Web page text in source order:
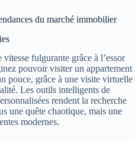
du marché immobilier
fulgurante grâce à l’essor
pouvoir visiter un appartement
pouce, grâce à une visite virtuelle
Les outils intelligents de
rendent la recherche
une quête chaotique, mais une
modernes.